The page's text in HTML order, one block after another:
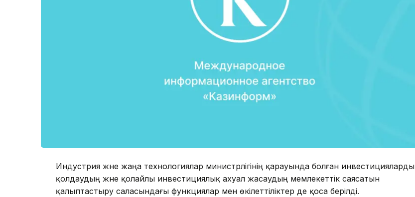
Индустрия және жаңа технологиялар министрлігінің қарауында болған инвестицияларды
қолдаудың және қолайлы инвестициялық ахуал жасаудың мемлекеттік саясатын
қалыптастыру саласындағы функциялар мен өкілеттіліктер де қоса берілді.